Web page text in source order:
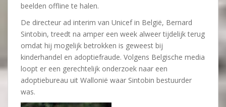
beelden offline te halen.
De directeur ad interim van Unicef in België, Bernard
Sintobin, treedt na amper een week alweer tijdelijk terug
omdat hij mogelijk betrokken is geweest bij
kinderhandel en adoptiefraude. Volgens Belgische media
loopt er een gerechtelijk onderzoek naar een
adoptiebureau uit Wallonië waar Sintobin bestuurder
was.